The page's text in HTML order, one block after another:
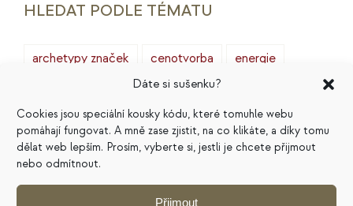
Dáte si sušenku?
Cookies jsou speciální kousky kódu, které tomuhle webu
pomáhají fungovat. A mně zase zjistit, na co klikáte, a díky tomu
dělat web lepším. Prosím, vyberte si, jestli je chcete přijmout
nebo odmítnout.
Přijmout
HLEDAT PODLE TÉMATU
archetypy značek cenotvorba
energie
ideální zákazník
intuice
konkurence legacy
magie
marketing
masterminding
mindset
minimalismus
plán podnikání
prodej